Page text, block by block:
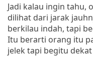
Jadi kalau ingin tahu,
dilihat dari jarak
berkilau indah, tapi
Itu berarti orang itu
jelek tapi begitu